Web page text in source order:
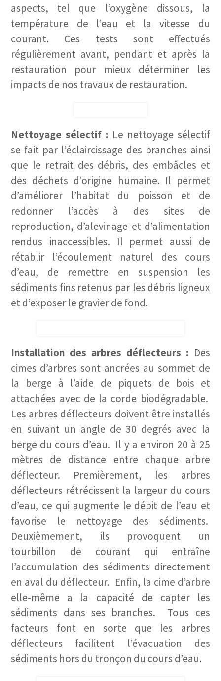
aspects, tel que l’oxygène dissous, la
température de l’eau et la vitesse du
courant. Ces tests sont effectués
régulièrement avant, pendant et après la
restauration pour mieux déterminer les
impacts de nos travaux de restauration.
Nettoyage sélectif : Le nettoyage sélectif
se fait par l’éclaircissage des branches ainsi
que le retrait des débris, des embâcles et
des déchets d’origine humaine. Il permet
d’améliorer l’habitat du poisson et de
redonner l’accès à des sites de
reproduction, d’alevinage et d’alimentation
rendus inaccessibles. Il permet aussi de
rétablir l’écoulement naturel des cours
d’eau, de remettre en suspension les
sédiments fins retenus par les débris ligneux
et d’exposer le gravier de fond.
Installation des arbres déflecteurs : Des
cimes d’arbres sont ancrées au sommet de
la berge à l’aide de piquets de bois et
attachées avec de la corde biodégradable.
Les arbres déflecteurs doivent être installés
en suivant un angle de 30 degrés avec la
berge du cours d’eau. Il y a environ 20 à 25
mètres de distance entre chaque arbre
déflecteur. Premièrement, les arbres
déflecteurs rétrécissent la largeur du cours
d’eau, ce qui augmente le débit de l’eau et
favorise le nettoyage des sédiments.
Deuxièmement, ils provoquent un
tourbillon de courant qui entraîne
l’accumulation des sédiments directement
en aval du déflecteur. Enfin, la cime d’arbre
elle-même a la capacité de capter les
sédiments dans ses branches. Tous ces
facteurs font en sorte que les arbres
déflecteurs facilitent l’évacuation des
sédiments hors du tronçon du cours d’eau.